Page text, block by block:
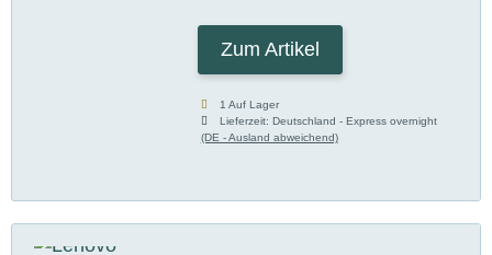
Zum Artikel
1 Auf Lager
Lieferzeit:Deutschland - Express overnight
(DE - Ausland abweichend)